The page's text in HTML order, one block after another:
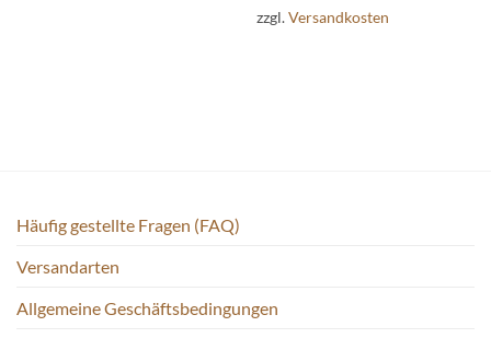
mehrere
zzgl.Versandkosten
Häufig gestellte Fragen (FAQ)
Versandarten
Allgemeine Geschäftsbedingungen